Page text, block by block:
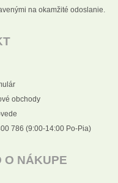
na okamžité odoslanie.
obchody
786 (9:00-14:00 Po-Pia)
O NÁKUPE